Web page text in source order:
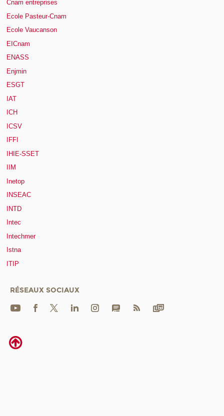
Cnam entreprises
Ecole Pasteur-Cnam
Ecole Vaucanson
EICnam
ENASS
Enjmin
ESGT
IAT
ICH
ICSV
IFFI
IHIE-SSET
IIM
Inetop
INSEAC
INTD
Intec
Intechmer
Istna
ITIP
RÉSEAUX SOCIAUX